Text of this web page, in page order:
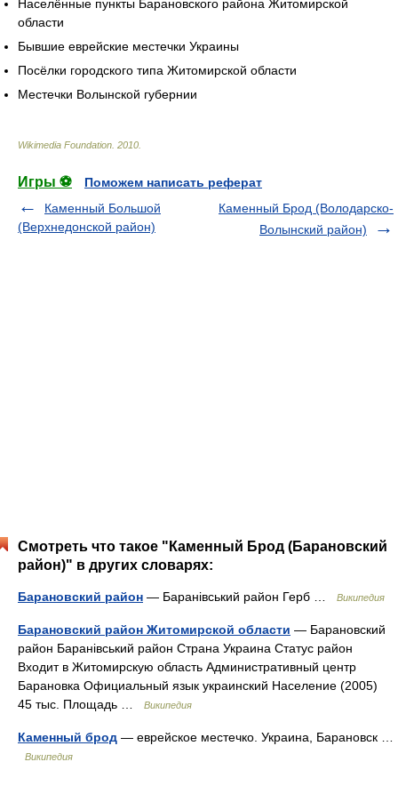
Населённые пункты Барановского района Житомирской
области
Бывшие еврейские местечки Украины
Посёлки городского типа Житомирской области
Местечки Волынской губернии
Wikimedia Foundation 2010
Игры ⚽
Поможем написать реферат
Каменный Большой
(Верхнедонской район)
Каменный Брод (Володарско-
Волынский район)
Смотреть что такое "Каменный Брод (Барановский
район)" в других словарях:
Барановский район — Баранівський район Герб … Википедия
Барановский район Житомирской области — Барановский
район Баранівський район Страна Украина Статус район
Входит в Житомирскую область Административный центр
Барановка Официальный язык украинский Население (2005)
45 тыс. Площадь …
Википедия
Каменный брод — еврейское местечко. Украина, Барановск …
Википедия